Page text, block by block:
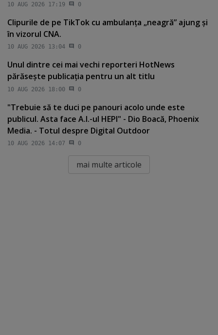
10 AUG 2026 17:19 0
Clipurile de pe TikTok cu ambulanţa „neagră” ajung şi
în vizorul CNA.
10 AUG 2026 13:04 0
Unul dintre cei mai vechi reporteri HotNews
părăseşte publicaţia pentru un alt titlu
10 AUG 2026 18:00 0
"Trebuie să te duci pe panouri acolo unde este
publicul. Asta face A.I.-ul HEPI" - Dio Boacă, Phoenix
Media. - Totul despre Digital Outdoor
10 AUG 2026 14:07 0
mai multe articole